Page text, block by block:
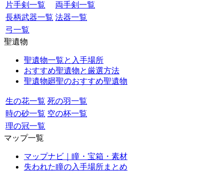
片手剣一覧
両手剣一覧
長柄武器一覧 法器一覧
弓一覧
聖遺物
聖遺物一覧と入手場所
おすすめ聖遺物と厳選方法
聖遺物廻聖のおすすめ聖遺物
生の花一覧 死の羽一覧
時の砂一覧 空の杯一覧
理の冠一覧
マップ一覧
マップナビ｜瞳・宝箱・素材
失われた瞳の入手場所まとめ